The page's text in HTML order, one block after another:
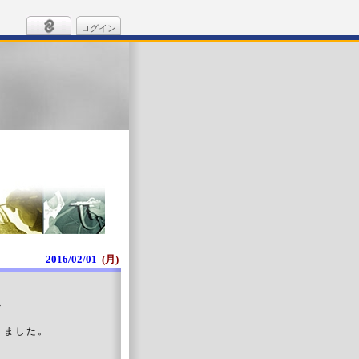
ログイン
2016/02/01 (月)
した。